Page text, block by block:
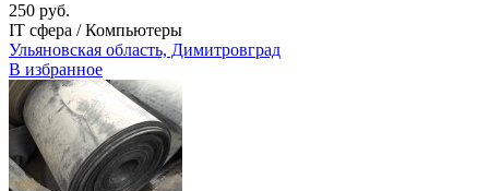
250 руб.
IT сфера / Компьютеры
Ульяновская область, Димитровград
В избранное